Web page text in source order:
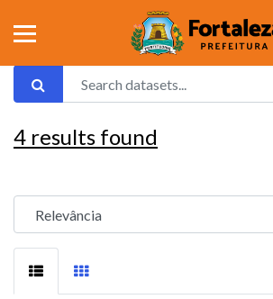
4 results found